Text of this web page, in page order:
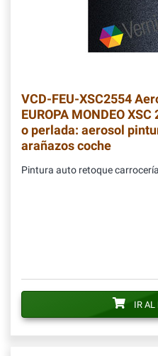
VCD-FEU-XSC2554
EUROPA MONDEO
o perlada: aerosol
arañazos coche
Pintura auto retoque
IR AL